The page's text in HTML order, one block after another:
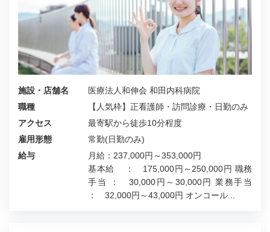
施設・店舗名
医療法人和伸会 和田内科病院
職種
【人気枠】正看護師・訪問診療・日勤のみ
アクセス
最寄駅から徒歩10分程度
雇用形態
常勤(日勤のみ)
給与
月給：237,000円～353,000円
基本給 ： 175,000円～250,000円 職務
手当 ： 30,000円～30,000円 業務手当
： 32,000円～43,000円 オンコール...